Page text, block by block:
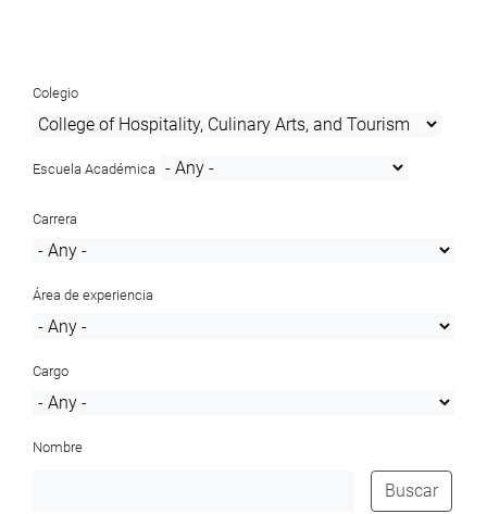
Colegio
Escuela Académica
Carrera
Área de experiencia
Cargo
Nombre
Buscar